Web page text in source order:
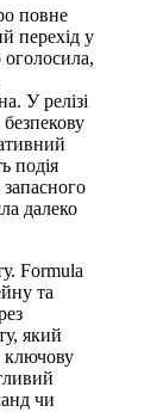
повне
перехід у
У релізі
подія
далеко
Formula
та
який
ключову
чи